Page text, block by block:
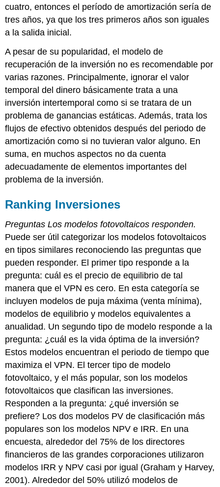
cuatro, entonces el período de amortización sería de
tres años, ya que los tres primeros años son iguales
a la salida inicial.
A pesar de su popularidad, el modelo de
recuperación de la inversión no es recomendable por
varias razones. Principalmente, ignorar el valor
temporal del dinero básicamente trata a una
inversión intertemporal como si se tratara de un
problema de ganancias estáticas. Además, trata los
flujos de efectivo obtenidos después del periodo de
amortización como si no tuvieran valor alguno. En
suma, en muchos aspectos no da cuenta
adecuadamente de elementos importantes del
problema de la inversión.
Ranking Inversiones
Preguntas Los modelos fotovoltaicos responden.
Puede ser útil categorizar los modelos fotovoltaicos
en tipos similares reconociendo las preguntas que
pueden responder. El primer tipo responde a la
pregunta: cuál es el precio de equilibrio de tal
manera que el VPN es cero. En esta categoría se
incluyen modelos de puja máxima (venta mínima),
modelos de equilibrio y modelos equivalentes a
anualidad. Un segundo tipo de modelo responde a la
pregunta: ¿cuál es la vida óptima de la inversión?
Estos modelos encuentran el periodo de tiempo que
maximiza el VPN. El tercer tipo de modelo
fotovoltaico, y el más popular, son los modelos
fotovoltaicos que clasifican las inversiones.
Responden a la pregunta: ¿qué inversión se
prefiere? Los dos modelos PV de clasificación más
populares son los modelos NPV e IRR. En una
encuesta, alrededor del 75% de los directores
financieros de las grandes corporaciones utilizaron
modelos IRR y NPV casi por igual (Graham y Harvey,
2001). Alrededor del 50% utilizó modelos de